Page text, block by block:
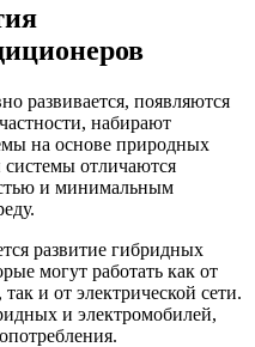
развивается, появляются
набирают
на основе природных
системы отличаются
и минимальным
развитие гибридных
могут работать как от
и от электрической сети.
и электромобилей,